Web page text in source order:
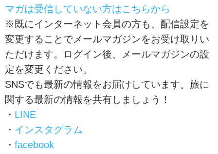
マガは受信していない方はこちらから
※既にインターネット会員の方も、配信設定を
変更することでメールマガジンをお受け取りい
ただけます。ログイン後、メールマガジンの設
定を変更ください。
SNSでも最新の情報をお届けしています。旅に
関する最新の情報を共有しましょう！
・ LINE
・ インスタグラム
・ facebook